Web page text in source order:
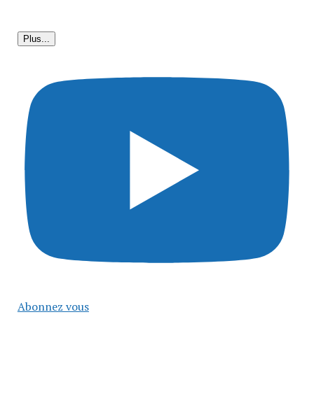
Plus...
Abonnez vous